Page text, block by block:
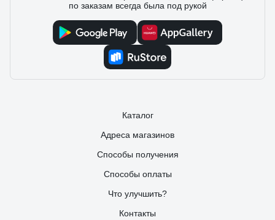
по заказам всегда была под рукой
Каталог
Адреса магазинов
Способы получения
Способы оплаты
Что улучшить?
Контакты